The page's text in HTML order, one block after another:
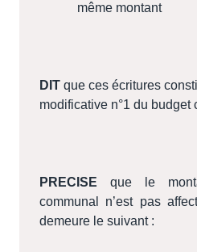
même montant
DIT que ces écritures
modificative n°1 du budget
PRECISE que le
communal n’est pas
demeure le suivant :